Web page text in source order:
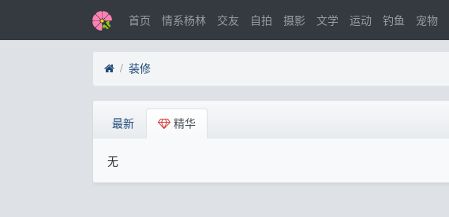
首页 情系杨林 交友 自拍 摄影 文学 运动 钓鱼 宠物
装修
最新 精华
无